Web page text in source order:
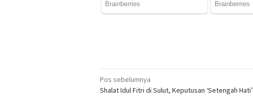
Navigasi
pos
Pos sebelumnya
Shalat Idul Fitri di Sulut, Keputusan ‘Setengah Hati’